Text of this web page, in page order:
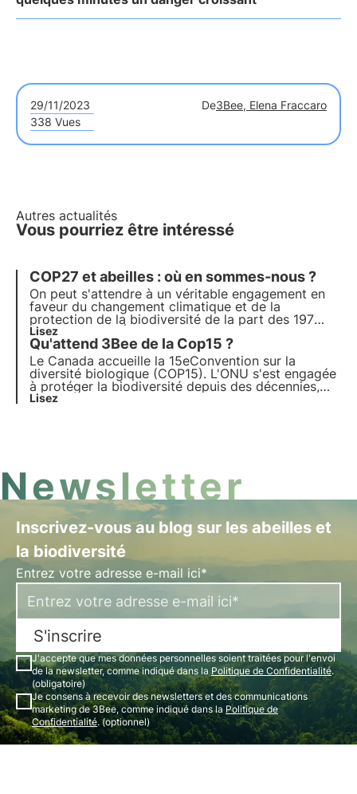
29/11/2023 De3Bee, Elena Fraccaro
338 Vues
Autres actualités
Vous pourriez être intéressé
COP27 et abeilles : où en sommes-nous ?
On peut s'attendre à un véritable engagement en
faveur du changement climatique et de la
protection de la biodiversité de la part des 197
pays réunis en Égypte pour la COP27. La tendance
en dents de scie de la mise en œuvre de l'Accord
de Paris n'est toutefois pas de bon augure. L'avenir
nous le dira, mais les abeilles ont peu de temps
devant elles.
Lisez
Qu'attend 3Bee de la Cop15 ?
Le Canada accueille la 15eConvention sur la
diversité biologique (COP15). L'ONU s'est engagée
à protéger la biodiversité depuis des décennies,
mais le peu d'espace qui lui a été consacré lors de
Lisez
Newsletter
Inscrivez-vous au blog sur les abeilles et
la biodiversité
Entrez votre adresse e-mail ici*
S'inscrire
J'accepte que mes données personnelles soient traitées pour l'envoi
de la newsletter, comme indiqué dans la Politique de Confidentialité.
(obligatoire)
Je consens à recevoir des newsletters et des communications
marketing de 3Bee, comme indiqué dans la Politique de
Confidentialité. (optionnel)